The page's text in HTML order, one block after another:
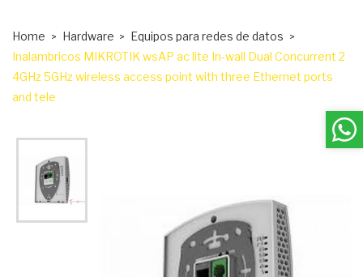
Home Hardware
Equipos para redes de datos
Inalambricos MIKROTIK wsAP ac lite In-wall Dual Concurrent 2
4GHz 5GHz wireless access point with three Ethernet ports
and tele